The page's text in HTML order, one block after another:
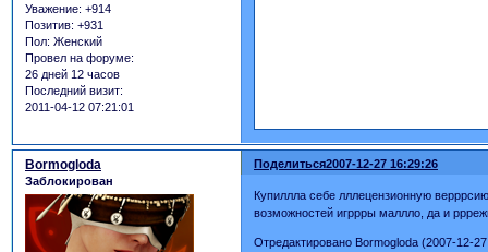
Уважение: +914
Позитив: +931
Пол: Женский
Провел на форуме:
26 дней 12 часов
Последний визит:
2011-04-12 07:21:01
Поделиться2007-12-27 16:29:26
Bormogloda
Заблокирован
Купиллла себе лллецензионную
возможностей игррры маллло, да и
Отредактировано Bormogloda (2007-12-